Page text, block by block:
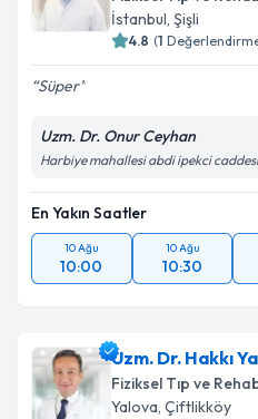
İstanbul, Şişli
4.8 (1
Süper
Uzm. Dr. Onur Ceyhan
Harbiye mahallesi abdi ipekci
En Yakın Saatler
10 Ağu
10:00
10 Ağu
10:30
Uzm. Dr. Hakkı
Fiziksel Tıp ve
Yalova, Çiftlikköy